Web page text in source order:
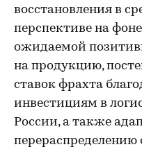
восстановления в
перспективе на
ожидаемой
на продукцию,
ставок фрахта
инвестициям в
России, а также